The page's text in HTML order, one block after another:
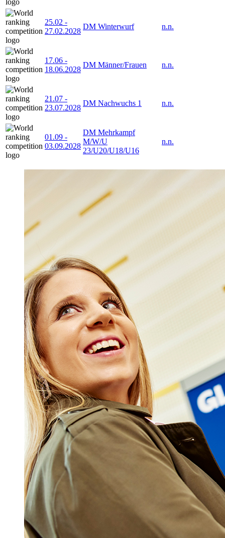
25.02 -
27.02.2028
DM Winterwurf n.n.
17.06 -
18.06.2028
DM Männer/Frauen n.n.
21.07 -
23.07.2028
DM Nachwuchs 1 n.n.
01.09 -
03.09.2028
DM Mehrkampf
M/W/U
23/U20/U18/U16
n.n.